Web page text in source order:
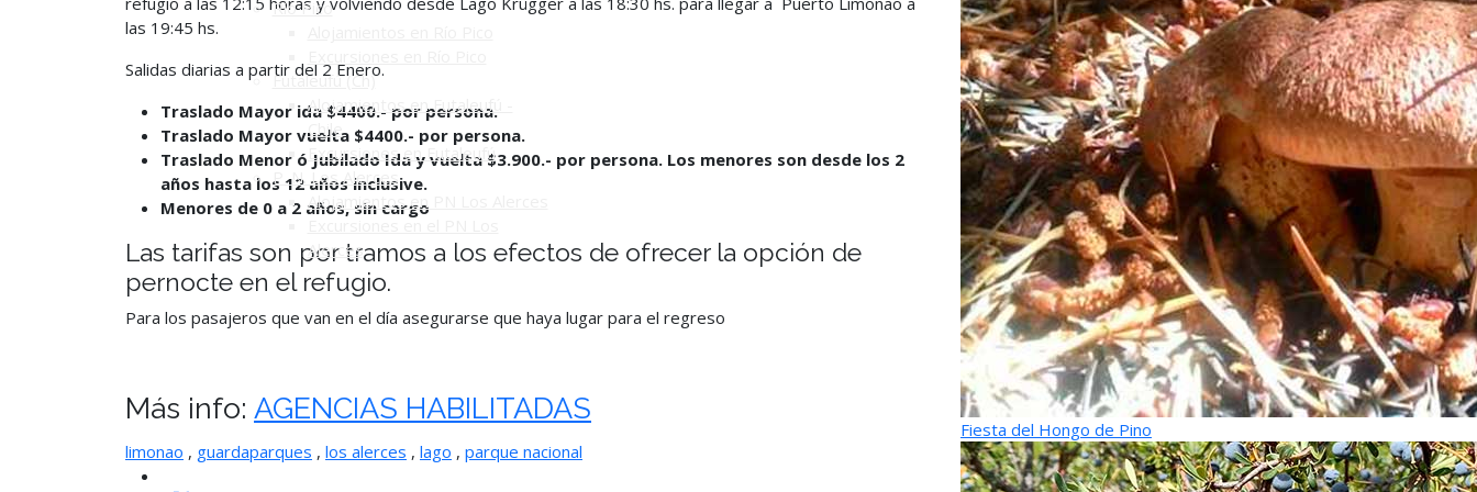
Río Pico
Futaleufú (Ch)
Alojamientos en Futaleufú -
Chile
Excursiones en Futaleufú
P. N. Los Alerces
Alojamientos en PN Los Alerces
Alerces
las 19:45 hs.
Salidas diarias a partir del 2 Enero.
Traslado Mayor ida $4400.- por persona.
Traslado Mayor vuelta $4400.- por persona.
Traslado Menor ó Jubilado Ida y vuelta $3.900.- por persona. Los menores son desde los 2
años hasta los 12 años inclusive.
Menores de 0 a 2 años, sin cargo
Las tarifas son por tramos a los efectos de ofrecer la opción de
pernocte en el refugio.
Para los pasajeros que van en el día asegurarse que haya lugar para el regreso
Más info: AGENCIAS HABILITADAS
limonao , guardaparques , los alerces , lago , parque nacional
Fiesta del Hongo de Pino